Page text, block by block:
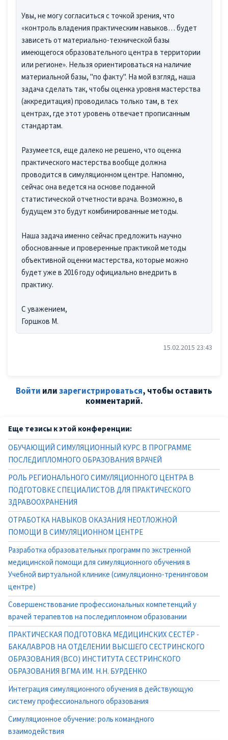
Увы, не могу согласиться с точкой зрения, что
«контроль владения практическим навыков… будет
зависеть от материально-технической базы
имеющегося образовательного центра в территории
или регионе». Нельзя ориентироваться на наличие
материальной базы, "по факту". На мой взгляд, наша
задача сделать так, чтобы оценка уровня мастерства
(аккредитация) проводилась только там, в тех
центрах, где этот уровень отвечает прописанным
стандартам.
Разумеется, еще далеко не решено, что оценка
практического мастерства вообще должна
проводится в симуляционном центре. Напомню,
сейчас она ведется на основе поданной
статистической отчетности врача. Возможно, в
будущем это будут комбинированные методы.
Наша задача именно сейчас предложить научно
обоснованные и проверенные практикой методы
объективной оценки мастерства, которые можно
будет уже в 2016 году официально внедрить в
практику.
С уважением,
Горшков М.
15.02.2015 23:43
Войти илизарегистрироваться, чтобы оставить
комментарий.
Еще тезисы к этой конференции:
ОБУЧАЮЩИЙ СИМУЛЯЦИОННЫЙ КУРС В ПРОГРАММЕ
ПОСЛЕДИПЛОМНОГО ОБРАЗОВАНИЯ ВРАЧЕЙ
РОЛЬ РЕГИОНАЛЬНОГО СИМУЛЯЦИОННОГО ЦЕНТРА В
ПОДГОТОВКЕ СПЕЦИАЛИСТОВ ДЛЯ ПРАКТИЧЕСКОГО
ЗДРАВООХРАНЕНИЯ
ОТРАБОТКА НАВЫКОВ ОКАЗАНИЯ НЕОТЛОЖНОЙ
ПОМОЩИ В СИМУЛЯЦИОННОМ ЦЕНТРЕ
Разработка образовательных программ по экстренной
медицинской помощи для симуляционного обучения в
Учебной виртуальной клинике (симуляционно-тренинговом
центре)
Совершенствование профессиональных компетенций у
врачей терапевтов на последипломном образовании
ПРАКТИЧЕСКАЯ ПОДГОТОВКА МЕДИЦИНСКИХ СЕСТЁР -
БАКАЛАВРОВ НА ОТДЕЛЕНИИ ВЫСШЕГО СЕСТРИНСКОГО
ОБРАЗОВАНИЯ (ВСО) ИНСТИТУТА СЕСТРИНСКОГО
ОБРАЗОВАНИЯ ВГМА ИМ. Н.Н. БУРДЕНКО
Интеграция симуляционного обучения в действующую
систему профессионального образования
Симуляционное обучение: роль командного
взаимодействия